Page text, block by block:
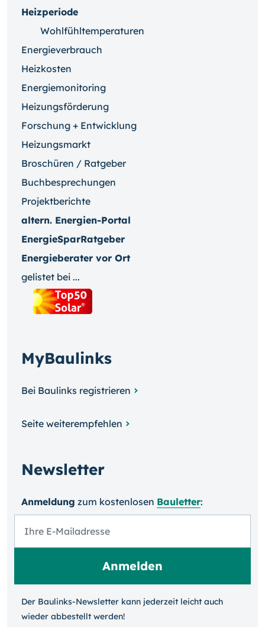
Heizperiode
Wohlfühltemperaturen
Energieverbrauch
Heizkosten
Energiemonitoring
Heizungsförderung
Forschung + Entwicklung
Heizungsmarkt
Broschüren / Ratgeber
Buchbesprechungen
Projektberichte
altern. Energien-Portal
EnergieSparRatgeber
Energieberater vor Ort
gelistet bei ...
MyBaulinks
Bei Baulinks registrieren
Seite weiterempfehlen
Newsletter
Anmeldung zum kosten­losen Bauletter:
Der Baulinks-Newsletter kann jeder­zeit leicht auch
wieder ab­bestellt werden!